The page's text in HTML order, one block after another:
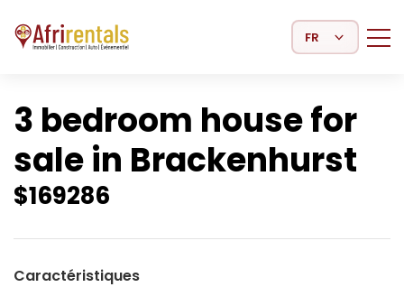
Select Language
3 bedroom house for
sale in Brackenhurst
$169286
Caractéristiques